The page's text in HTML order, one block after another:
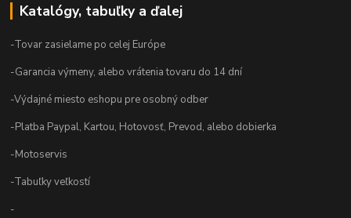
Katalógy, tabuľky a ďalej
-Tovar zasielame po celej Európe
-Garancia výmeny, alebo vrátenia tovaru do 14 dní
-Výdajné miesto eshopu pre osobný odber
-Platba Paypal, Kartou, Hotovosť, Prevod, alebo dobierka
-Motoservis
-Tabuľky veľkostí
-